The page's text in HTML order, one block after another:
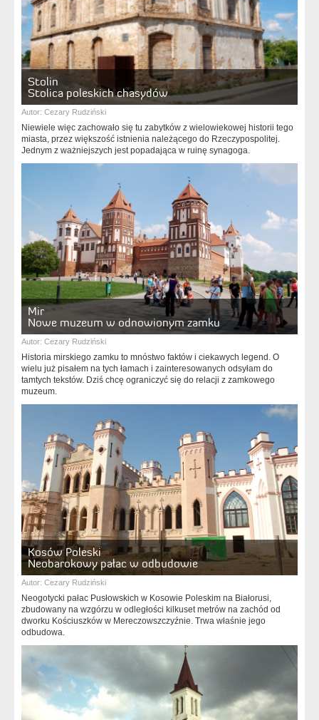
Stolin
Stolica poleskich chasydów
Autor: Cezary Rudziński
Niewiele więc zachowało się tu zabytków z wielowiekowej historii tego
miasta, przez większość istnienia należącego do Rzeczypospolitej.
Jednym z ważniejszych jest popadająca w ruinę synagoga.
Mir
Nowe muzeum w odnowionym zamku
Autor: Cezary Rudziński
Historia mirskiego zamku to mnóstwo faktów i ciekawych legend. O
wielu już pisałem na tych łamach i zainteresowanych odsyłam do
tamtych tekstów. Dziś chcę ograniczyć się do relacji z zamkowego
muzeum.
Kosów Poleski
Neobarokowy pałac w odbudowie
Autor: Cezary Rudziński
Neogotycki pałac Pusłowskich w Kosowie Poleskim na Białorusi,
zbudowany na wzgórzu w odległości kilkuset metrów na zachód od
dworku Kościuszków w Mereczowszczyźnie. Trwa właśnie jego
odbudowa.